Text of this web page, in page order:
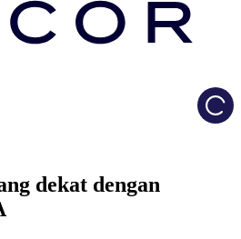
dekat dengan